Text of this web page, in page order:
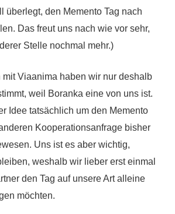
überlegt, den Memento Tag nach
Das freut uns nach wie vor sehr,
Stelle nochmal mehr.)
mit Viaanima haben wir nur deshalb
weil Boranka eine von uns ist.
Idee tatsächlich um den Memento
Kooperationsanfrage bisher
Uns ist es aber wichtig,
weshalb wir lieber erst einmal
den Tag auf unsere Art alleine
möchten.